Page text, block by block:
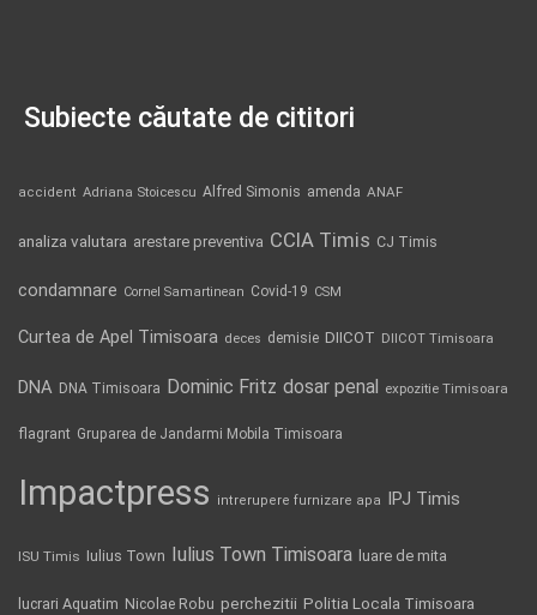
Subiecte căutate de cititori
accident Adriana Stoicescu Alfred Simonis amenda ANAF
analiza valutara arestare preventiva CCIA Timis CJ Timis
condamnare Cornel Samartinean Covid-19 CSM
Curtea de Apel Timisoara deces demisie DIICOT DIICOT Timisoara
DNA DNA Timisoara Dominic Fritz dosar penal expozitie Timisoara
flagrant Gruparea de Jandarmi Mobila Timisoara
Impactpress intrerupere furnizare apa IPJ Timis
ISU Timis Iulius Town Iulius Town Timisoara luare de mita
lucrari Aquatim Nicolae Robu perchezitii Politia Locala Timisoara